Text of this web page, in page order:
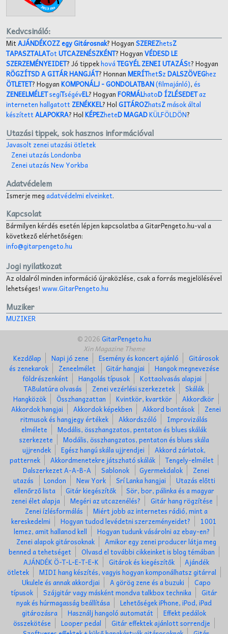
Kedvcsináló:
MitAJÁNDÉKOZZ egy Gitárosnak? HogyanSZEREZhetsZ
TAPASZTALATotUTCAZENÉSZKÉNT? HogyanVÉDESD LE
SZERZEMÉNYEIDET? Jó tippekhováTEGYÉL ZENEI UTAZÁSt? Hogyan
RÖGZÍTSD A GITÁR HANGJÁT? HonnanMERÍThetSzDALSZÖVEGhez
ÖTLETET? HogyanKOMPONÁLJ- GONDOLATBAN(filmajánló),és
ZENEELMÉLETsegíTségévEL? HogyanFORMÁLhatoD ÍZLÉSEDETaz
interneten hallgatott ZENÉKKEL? HolGITÁROZhatsZmások által
készítettALAPOKRA? HolKÉPEZheteD MAGADKÜLFÖLDÖN?
Utazási tippek, sok hasznos információval
Javasolt zenei utazási ötletek
Zenei utazás Londonba
Zenei utazás New Yorkba
Adatvédelem
Ismerje megadatvédelmi elveinket.
Kapcsolat
Bármilyen kérdés esetén lépjen kapcsolatba a GitarPengeto.hu-val a
következő elérhetőségen:
info@gitarpengeto.hu
Jogi nyilatkozat
Az oldalról minden információ újraközlése, csak a forrás megjelölésével
lehetséges! www.GitarPengeto.hu
Muziker
MUZIKER
© 2026GitarPengeto.hu
Xin Magazine Theme
Kezdőlap
Napi jó zene Esemény és koncert ajánló
Gitárosok
és zenekarok
Zeneelmélet Gitár hangjai
Hangok megnevezése
földrészenként
Hangolás típusok
Kottaolvasás alapjai
TABulatúra olvasás
Zenei vezérlési szerkezetek
Skálák
Hangközök
Összhangzattan Kvintkör, kvartkör
Akkordkör
Akkordok hangjai
Akkordok képekben Akkord bontások
Zenei
ritmusok és hangjegy értékek
Akkordszóló
Improvizálás
elmélete
Modális, összhangzatos, pentaton és blues skálák
szerkezete
Modális, összhangzatos, pentaton és blues skála
ujjrendek
Egész hangú skála ujjrendjei
Akkord zárlatok,
patternek
Akkordmenetekre játszható skálák
Tengely-elmélet
Dalszerkezet A-A-B-A
Sablonok Gyermekdalok
Zenei
utazás
London New York Srí Lanka hangjai
Utazás előtti
ellenőrző lista
Gitár kiegészítők
Sör, bor, pálinka és a magyar
zenei élet alapja
Megéri az utcazenélés?
Gitár hang rögzítése
Zenei ízlésformálás
Miért jobb az internetes rádió, mint a
kereskedelmi
Hogyan tudod levédetni szerzeményeidet?
1001
lemez, amit hallanod kell
Hogyan tudunk vásárolni az ebay-en?
Zenei alapok gitárosoknak
Amikor egy zenei producer látja meg
benned a tehetséget
Olvasd el további cikkeinket is blog témában
AJÁNDÉK Ö-T-L-E-T-E-K
Gitárok és kiegészítők
Ajándék
ötletek
MIDI hang készítés, vagyis hogyan komponálhatsz gitárral
Ukulele és annak akkordjai
A görög zene és a buzuki
Capo
típusok
Szájgitár vagy másként mondva talkbox technika
Gitár
nyak és húrmagasság beállítása
Lehetőségek iPhone, iPod, iPad
gitározásra
Használj hangoló automatát
Effekt pedálok
összekötése
Looper pedal
Gitár effektek ajánlott sorrendje